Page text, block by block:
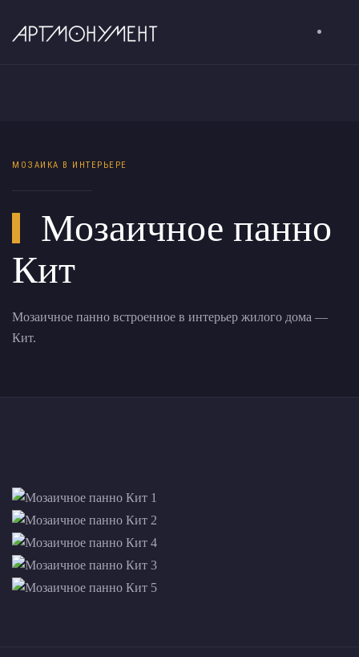
МОЗАИКА В ИНТЕРЬЕРЕ
Мозаичное панно
Кит
Мозаичное панно встроенное в интерьер жилого дома —
Кит.